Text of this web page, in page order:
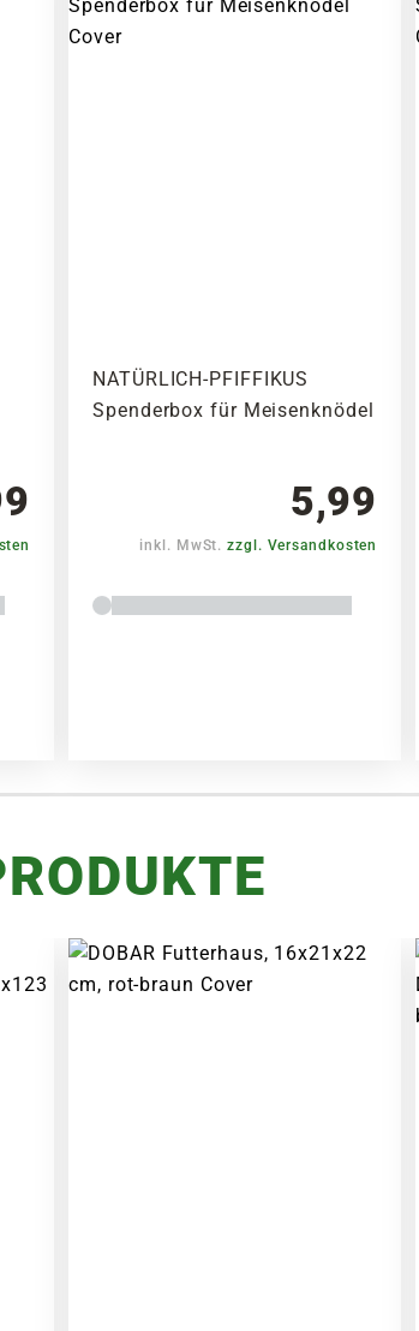
NATÜRLICH-PFIFFIKUS
Spenderbox für Meisenknödel
5,99
inkl. MwSt.zzgl. Versandkosten